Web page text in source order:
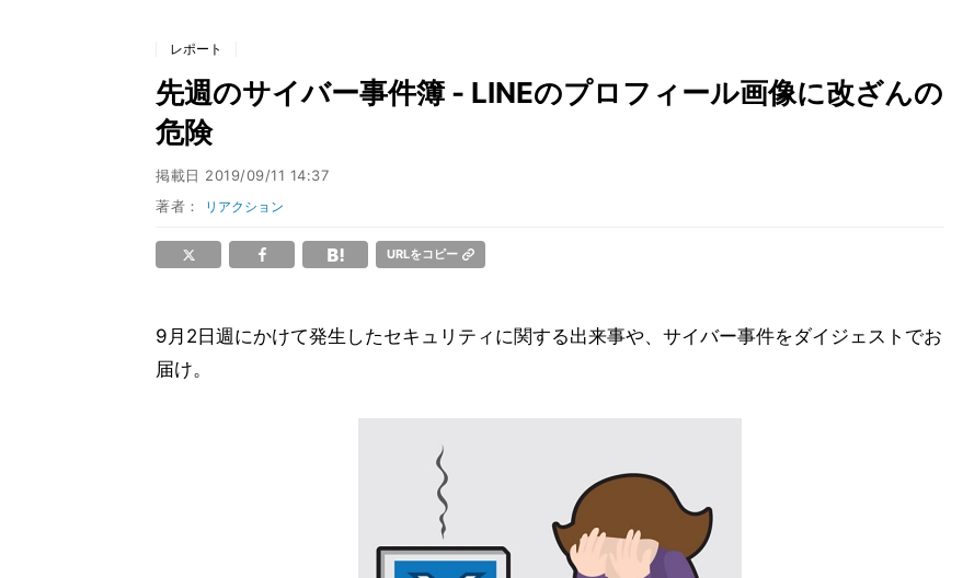
レポート
先週のサイバー事件簿 - LINEのプロフィール画像に改ざんの
危険
掲載日 2019/09/11 14:37
著者：
リアクション
URLをコピー
9月2日週にかけて発生したセキュリティに関する出来事や、サイバー事件をダイジェストでお
届け。